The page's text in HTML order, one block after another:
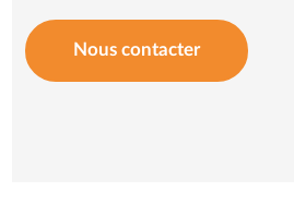
Nous contacter